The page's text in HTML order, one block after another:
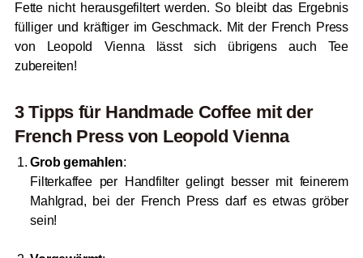
Fette nicht herausgefiltert werden. So bleibt das Ergebnis
fülliger und kräftiger im Geschmack. Mit der French Press
von Leopold Vienna lässt sich übrigens auch Tee
zubereiten!
3 Tipps für Handmade Coffee mit der
French Press von Leopold Vienna
Grob gemahlen:
Filterkaffee per Handfilter gelingt besser mit feinerem
Mahlgrad, bei der French Press darf es etwas gröber
sein!